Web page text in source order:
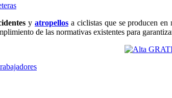
y atropellosa ciclistas que se producen en
de las normativas existentes para